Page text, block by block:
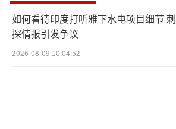
如何看待印度打听雅下水电项目细节 刺
探情报引发争议
2026-08-09 10:04:52